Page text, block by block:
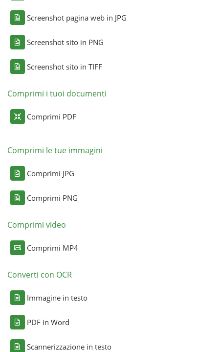
Screenshot pagina web in JPG
Screenshot sito in PNG
Screenshot sito in TIFF
Comprimi i tuoi documenti
Comprimi PDF
Comprimi le tue immagini
Comprimi JPG
Comprimi PNG
Comprimi video
Comprimi MP4
Converti con OCR
Immagine in testo
PDF in Word
Scannerizzazione in testo